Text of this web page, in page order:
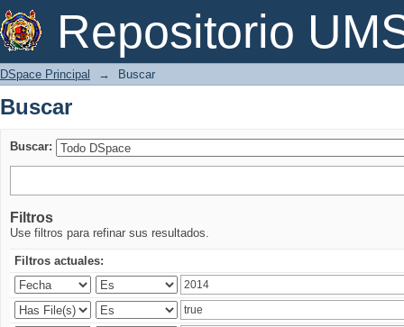
Repositorio
Buscar
DSpace Principal → Buscar
Buscar
Buscar:
Filtros
Use filtros para refinar sus resultados.
Filtros actuales: